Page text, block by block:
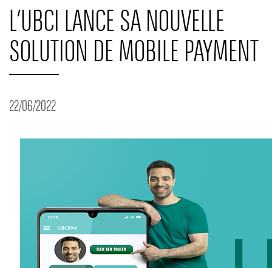
L’UBCI LANCE SA NOUVELLE
SOLUTION DE MOBILE PAYMENT
22/06/2022